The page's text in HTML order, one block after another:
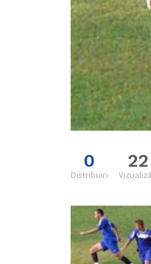
0
Distribuiri
22